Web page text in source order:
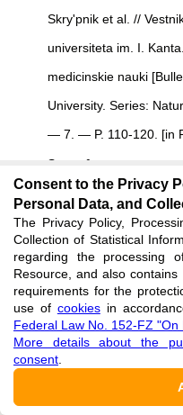
Skry'pnik et al. //
universiteta im. I.
medicinskie nauki [
University. Series:
— 7. — P. 110-120. [in
See reference
REVIEW
All articles are peer-
the article chose not to
public domain. The review
authorities upon request.
Consent to the Privacy
Personal Data, and
The Privacy Policy,
Collection of Statistical
regarding the processing
Resource, and also
requirements for the
use of cookiesin
Federal Law No. 152-FZ "On
More details about the
consent